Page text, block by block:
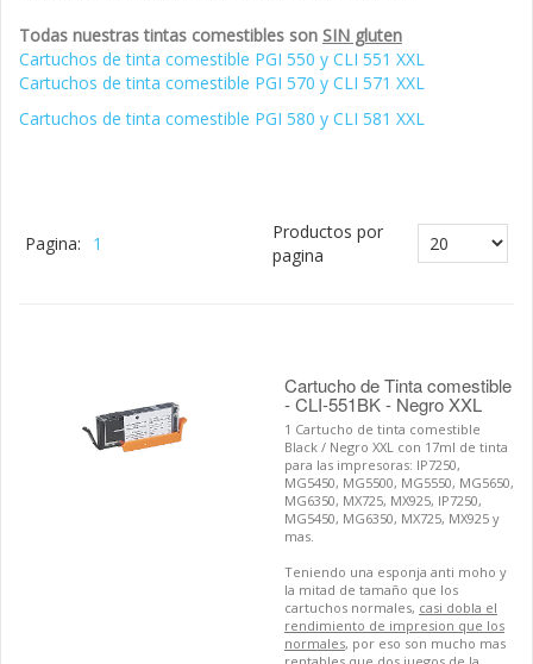
Todas nuestras tintas comestibles son SIN gluten
Cartuchos de tinta comestible PGI 550 y CLI 551 XXL
Cartuchos de tinta comestible PGI 570 y CLI 571 XXL
Cartuchos de tinta comestible PGI 580 y CLI 581 XXL
Pagina: 1
Productos por
pagina
Cartucho de Tinta comestible
- CLI-551BK - Negro XXL
1 Cartucho de tinta comestible
Black / Negro XXL con 17ml de tinta
para las impresoras: IP7250,
MG5450, MG5500, MG5550, MG5650,
MG6350, MX725, MX925, IP7250,
MG5450, MG6350, MX725, MX925 y
mas.
Teniendo una esponja anti moho y
la mitad de tamaño que los
cartuchos normales, casi dobla el
rendimiento de impresion que los
normales, por eso son mucho mas